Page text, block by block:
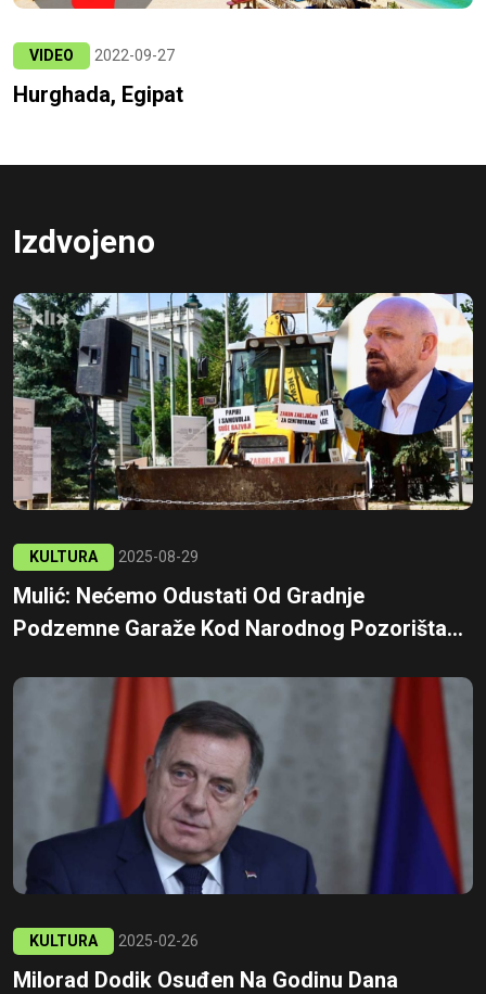
VIDEO 2022-09-27
Hurghada, Egipat
Izdvojeno
KULTURA 2025-08-29
Mulić: Nećemo Odustati Od Gradnje
Podzemne Garaže Kod Narodnog Pozorišta...
KULTURA 2025-02-26
Milorad Dodik Osuđen Na Godinu Dana